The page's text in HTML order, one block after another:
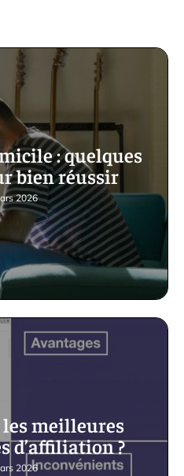
: quelques
bien réussir
2026
meilleures
d’affiliation ?
2026